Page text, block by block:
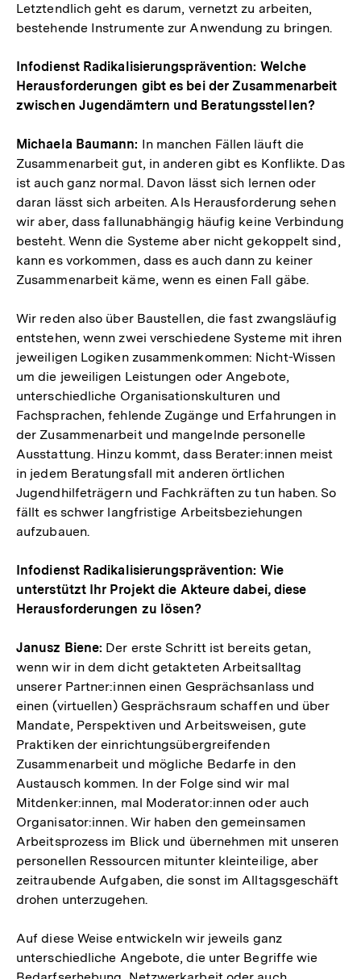
Letztendlich geht es darum, vernetzt zu arbeiten,
bestehende Instrumente zur Anwendung zu bringen.
Infodienst Radikalisierungsprävention: Welche
Herausforderungen gibt es bei der Zusammenarbeit
zwischen Jugendämtern und Beratungsstellen?
Michaela Baumann: In manchen Fällen läuft die
Zusammenarbeit gut, in anderen gibt es Konflikte. Das
ist auch ganz normal. Davon lässt sich lernen oder
daran lässt sich arbeiten. Als Herausforderung sehen
wir aber, dass fallunabhängig häufig keine Verbindung
besteht. Wenn die Systeme aber nicht gekoppelt sind,
kann es vorkommen, dass es auch dann zu keiner
Zusammenarbeit käme, wenn es einen Fall gäbe.
Wir reden also über Baustellen, die fast zwangsläufig
entstehen, wenn zwei verschiedene Systeme mit ihren
jeweiligen Logiken zusammenkommen: Nicht-Wissen
um die jeweiligen Leistungen oder Angebote,
unterschiedliche Organisationskulturen und
Fachsprachen, fehlende Zugänge und Erfahrungen in
der Zusammenarbeit und mangelnde personelle
Ausstattung. Hinzu kommt, dass Berater:innen meist
in jedem Beratungsfall mit anderen örtlichen
Jugendhilfeträgern und Fachkräften zu tun haben. So
fällt es schwer langfristige Arbeitsbeziehungen
aufzubauen.
Infodienst Radikalisierungsprävention: Wie
unterstützt Ihr Projekt die Akteure dabei, diese
Herausforderungen zu lösen?
Janusz Biene: Der erste Schritt ist bereits getan,
wenn wir in dem dicht getakteten Arbeitsalltag
unserer Partner:innen einen Gesprächsanlass und
einen (virtuellen) Gesprächsraum schaffen und über
Mandate, Perspektiven und Arbeitsweisen, gute
Praktiken der einrichtungsübergreifenden
Zusammenarbeit und mögliche Bedarfe in den
Austausch kommen. In der Folge sind wir mal
Mitdenker:innen, mal Moderator:innen oder auch
Organisator:innen. Wir haben den gemeinsamen
Arbeitsprozess im Blick und übernehmen mit unseren
personellen Ressourcen mitunter kleinteilige, aber
zeitraubende Aufgaben, die sonst im Alltagsgeschäft
drohen unterzugehen.
Auf diese Weise entwickeln wir jeweils ganz
unterschiedliche Angebote, die unter Begriffe wie